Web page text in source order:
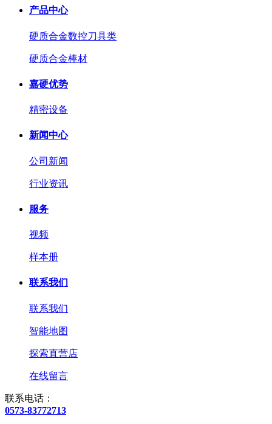
产品中心
硬质合金数控刀具类
硬质合金棒材
嘉硬优势
精密设备
新闻中心
公司新闻
行业资讯
服务
视频
样本册
联系我们
联系我们
智能地图
探索直营店
在线留言
联系电话：
0573-83772713